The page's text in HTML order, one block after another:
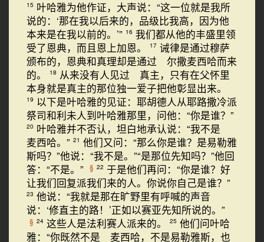
15 叶哈雅为他作证，大声说：“这一位就是我所
说的：‘那在我以后来的，品级比我高，因为他
本来是在我以前的。’” 16 我们都从他的丰盛里领
受了恩典，而且恩上加恩。
17 诫律是通过穆萨
颁布的，恩典和真理却是通过 尔撒麦西哈而来
的。
18 从来没有人见过 真主，只有在父怀里
本身就是真主的那位独一爱子把他彰显出来。
19 以下是叶哈雅的见证：耶胡德人从耶路撒冷派
祭司和利未人到叶哈雅那里，问他：“你是谁？”
20 叶哈雅并不否认，坦白地承认说：“我不是
麦西哈。” 21 他们又问：“那么你是谁？是易勒雅
斯吗？”他说：“我不是。”“是那位先知吗？”他回
答：“不是。”
§ 22 于是他们再问：“你是谁？好
让我们回复派我们来的人。你说你自己是谁？”
23 他说：“我就是那在旷野里有呼喊的声音
说：‘修直主的路！’正如以赛亚先知所说的。”
§ 24 这些人是法利赛人派来的。 25 他们问叶哈
雅：“你既然不是 麦西哈，不是易勒雅斯，也